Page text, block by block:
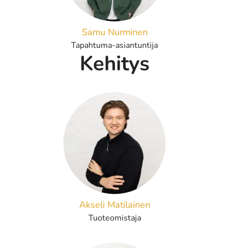
Samu Nurminen
Tapahtuma-asiantuntija
Kehitys
Akseli Matilainen
Tuoteomistaja